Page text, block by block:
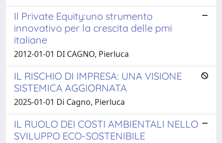
Il Private Equity:uno strumento
innovativo per la crescita delle pmi
italiane
2012-01-01 DI CAGNO, Pierluca
IL RISCHIO DI IMPRESA: UNA VISIONE
SISTEMICA AGGIORNATA
2025-01-01 Di Cagno, Pierluca
IL RUOLO DEI COSTI AMBIENTALI NELLO
SVILUPPO ECO-SOSTENIBILE